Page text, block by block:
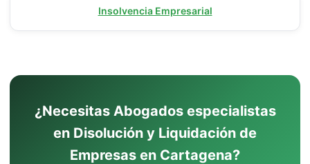
Insolvencia Empresarial
¿Necesitas Abogados especialistas
en Disolución y Liquidación de
Empresas en Cartagena?